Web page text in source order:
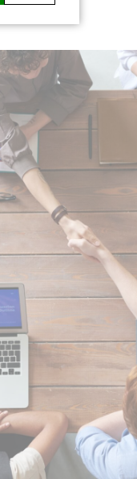
ما هي
ملفات
تعريف
سياسة
تتيح
المناطق
السماح
المستخدم.
_deCookiesConsentID